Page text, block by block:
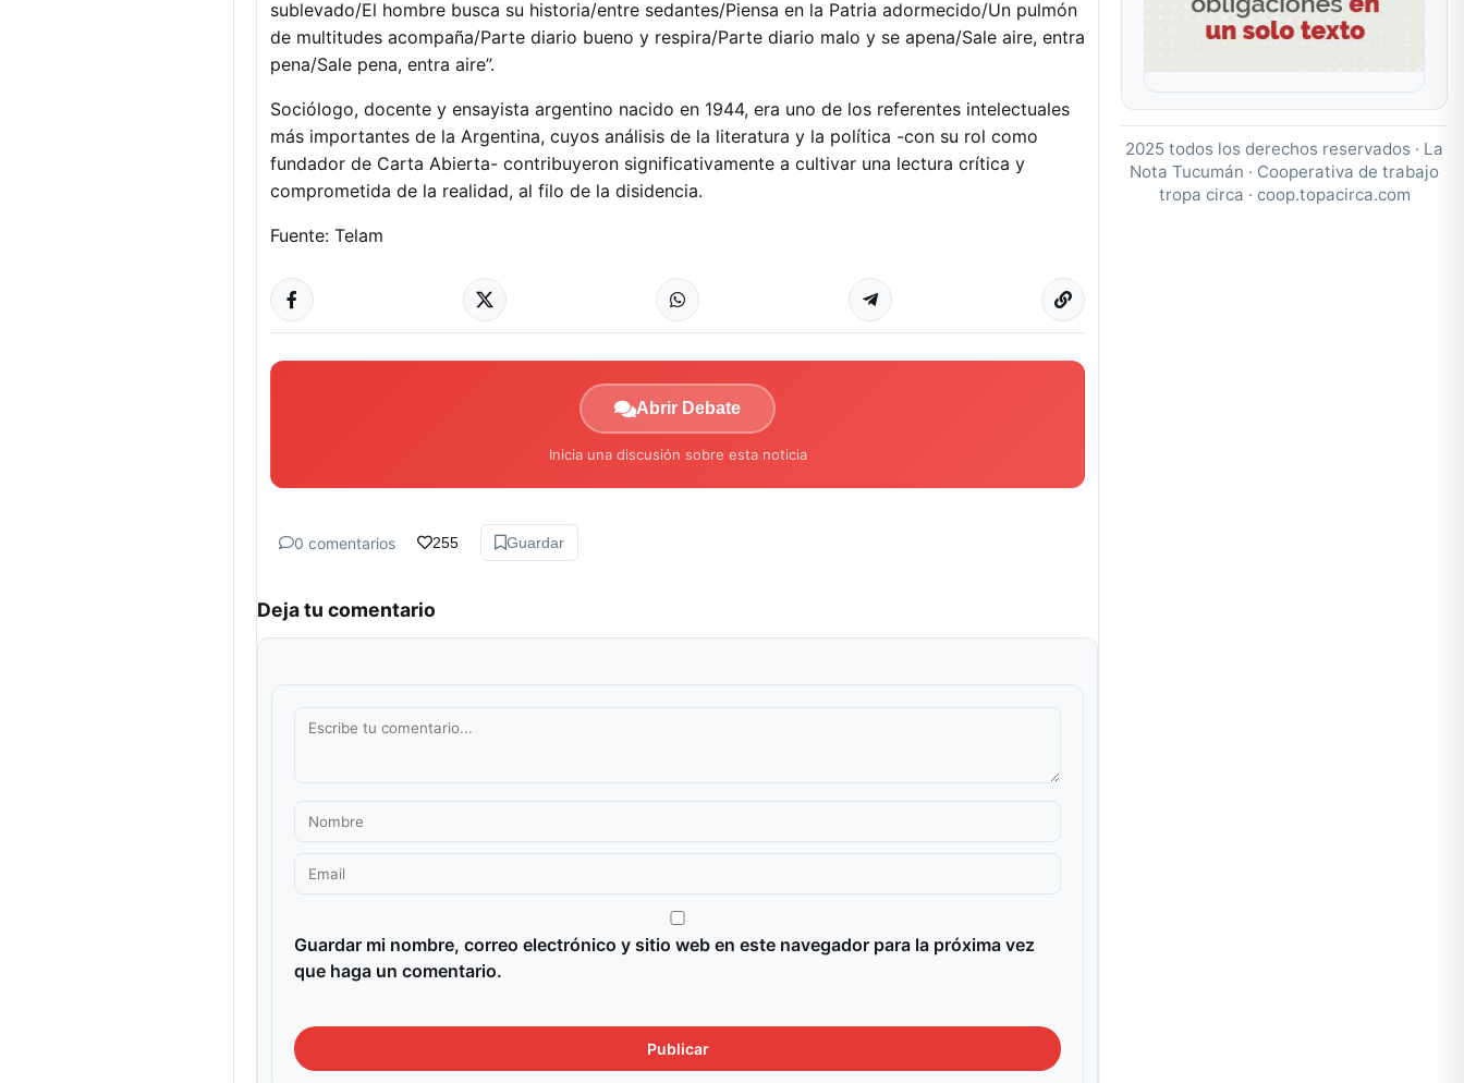
sublevado/El hombre busca su historia/entre sedantes/Piensa en la Patria adormecido/Un pulmón
de multitudes acompaña/Parte diario bueno y respira/Parte diario malo y se apena/Sale aire, entra
pena/Sale pena, entra aire”.
Sociólogo, docente y ensayista argentino nacido en 1944, era uno de los referentes intelectuales
más importantes de la Argentina, cuyos análisis de la literatura y la política -con su rol como
fundador de Carta Abierta- contribuyeron significativamente a cultivar una lectura crítica y
comprometida de la realidad, al filo de la disidencia.
Fuente: Telam
Abrir Debate
Inicia una discusión sobre esta noticia
0 comentarios 255 Guardar
Deja tu comentario
Guardar mi nombre, correo electrónico y sitio web en este navegador para la próxima vez
que haga un comentario.
2025 todos los derechos reservados · La
Nota Tucumán · Cooperativa de trabajo
tropa circa · coop.topacirca.com